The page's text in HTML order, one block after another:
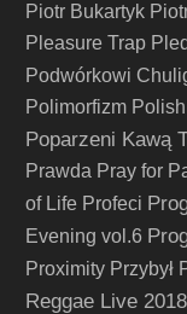
Piotr Bukartyk
Pleasure Trap
Podwórkowi
Polimorfizm
Poparzeni Kawą
Prawda Pray for
of Life Profeci
Evening vol.6
Proximity Przybył
Reggae Live 2018